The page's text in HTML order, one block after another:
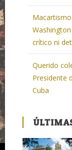
crítico ni
Querido
Presidente
Cuba